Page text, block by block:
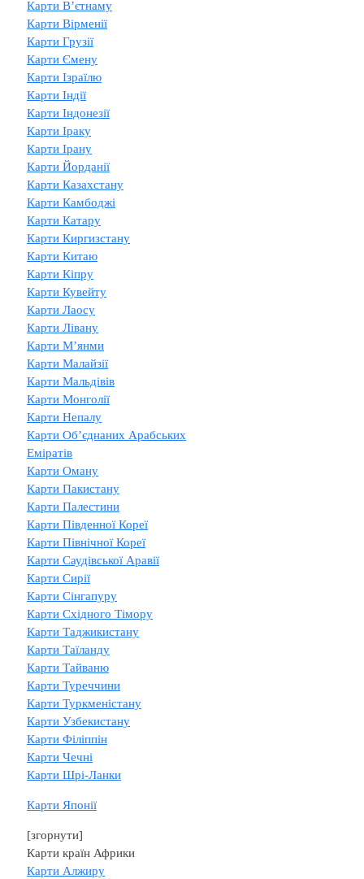
Карти В’єтнаму
Карти Вірменії
Карти Грузії
Карти Ємену
Карти Ізраїлю
Карти Індії
Карти Індонезії
Карти Іраку
Карти Ірану
Карти Йорданії
Карти Казахстану
Карти Камбоджі
Карти Катару
Карти Киргизстану
Карти Китаю
Карти Кіпру
Карти Кувейту
Карти Лаосу
Карти Лівану
Карти М’янми
Карти Малайзії
Карти Мальдівів
Карти Монголії
Карти Непалу
Карти Об’єднаних Арабських
Еміратів
Карти Оману
Карти Пакистану
Карти Палестини
Карти Південної Кореї
Карти Північної Кореї
Карти Саудівської Аравії
Карти Сирії
Карти Сінгапуру
Карти Східного Тімору
Карти Таджикистану
Карти Таїланду
Карти Тайваню
Карти Туреччини
Карти Туркменістану
Карти Узбекистану
Карти Філіппін
Карти Чечні
Карти Шрі-Ланки
Карти Японії
[згорнути]
Карти країн Африки
Карти Алжиру